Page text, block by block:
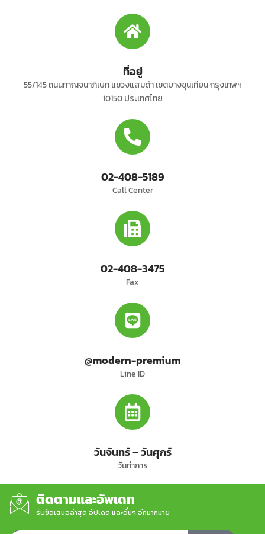
02-408-5189
Call Center
02-408-3475
Fax
@modern-premium
Line ID
วันจันทร์ – วันศุกร์
วันทำการ
ที่อยู่
55/145 ถนนกาญจนาภิเษก แขวงแสมดำ เขตบางขุนเทียน กรุงเทพฯ
10150 ประเทศไทย
ติดตามและอัพเดท
รับข้อเสนอล่าสุด อัปเดต และอื่นๆ อีกมากมาย